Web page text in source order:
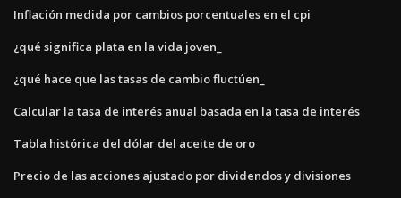
Inflación medida por cambios porcentuales en el cpi
¿qué significa plata en la vida joven_
¿qué hace que las tasas de cambio fluctúen_
Calcular la tasa de interés anual basada en la tasa de interés
Tabla histórica del dólar del aceite de oro
Precio de las acciones ajustado por dividendos y divisiones